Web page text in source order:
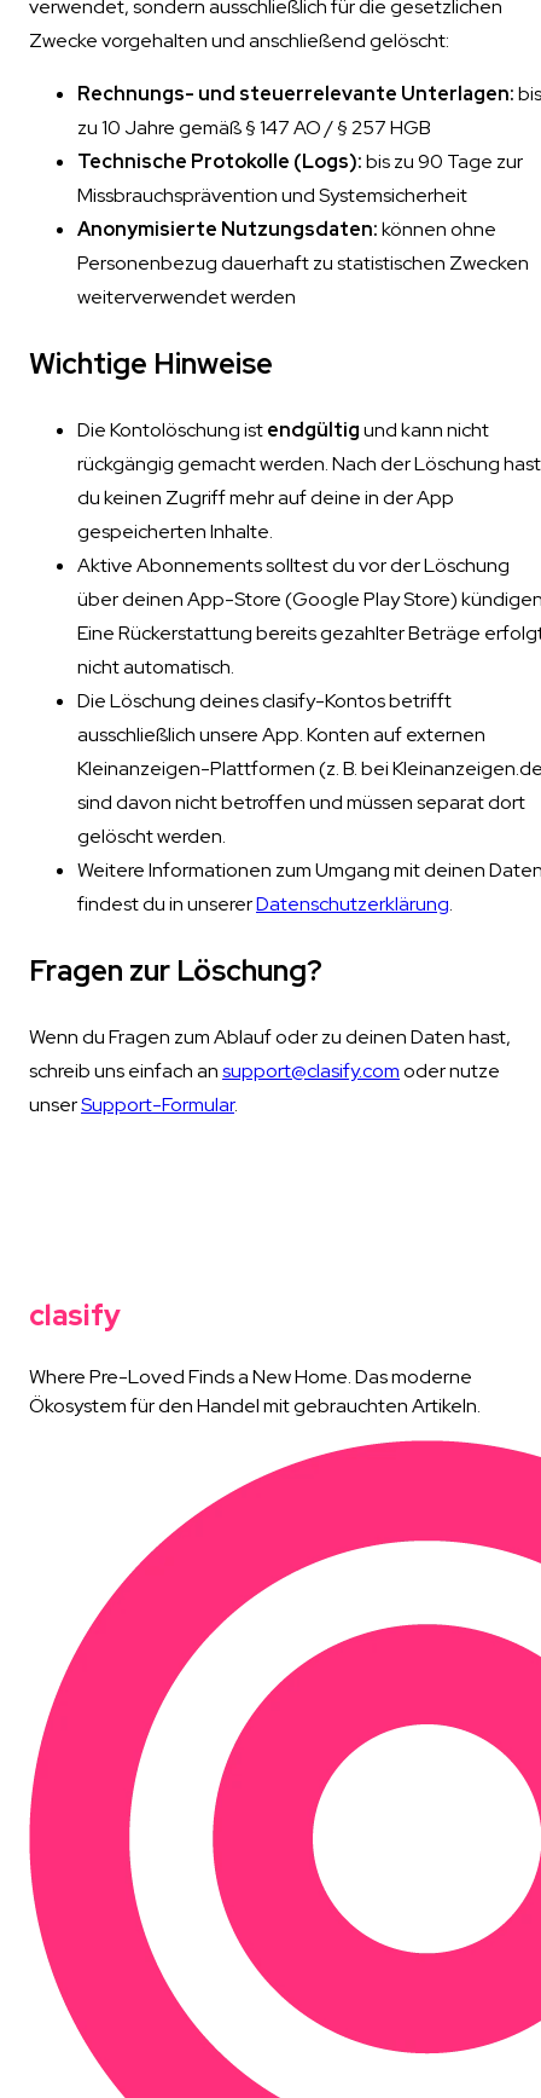
verwendet, sondern ausschließlich für die gesetzlichen
Zwecke vorgehalten und anschließend gelöscht:
Rechnungs- und steuerrelevante Unterlagen:bis
zu 10 Jahre gemäß § 147 AO / § 257 HGB
Technische Protokolle (Logs):bis zu 90 Tage zur
Missbrauchsprävention und Systemsicherheit
Anonymisierte Nutzungsdaten:können ohne
Personenbezug dauerhaft zu statistischen Zwecken
weiterverwendet werden
Wichtige Hinweise
Die Kontolöschung istendgültigund kann nicht
rückgängig gemacht werden. Nach der Löschung hast
du keinen Zugriff mehr auf deine in der App
gespeicherten Inhalte.
Aktive Abonnements solltest du vor der Löschung
über deinen App-Store (Google Play Store)
Eine Rückerstattung bereits gezahlter Beträge
nicht automatisch.
Die Löschung deines clasify-Kontos betrifft
ausschließlich unsere App. Konten auf externen
Kleinanzeigen-Plattformen (z. B. bei
sind davon nicht betroffen und müssen separat dort
gelöscht werden.
Weitere Informationen zum Umgang mit deinen
findest du in unsererDatenschutzerklärung.
Fragen zur Löschung?
Wenn du Fragen zum Ablauf oder zu deinen Daten hast,
schreib uns einfach ansupport@clasify.comoder nutze
unserSupport-Formular.
clasify
Where Pre-Loved Finds a New Home. Das moderne
Ökosystem für den Handel mit gebrauchten Artikeln.